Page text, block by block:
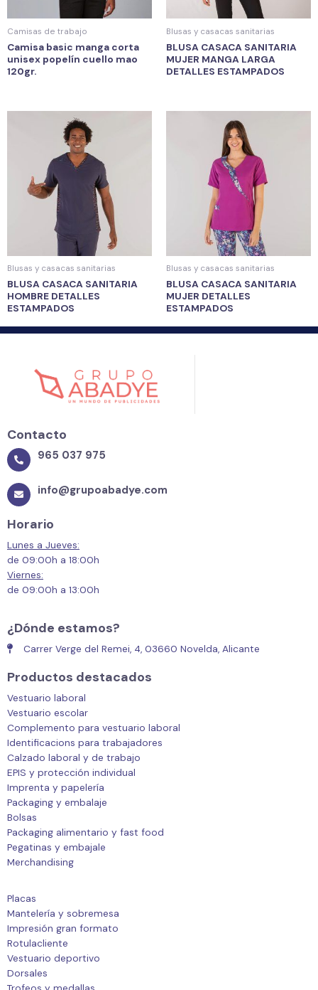
Camisas de trabajo
Camisa basic manga corta
unisex popelín cuello mao
120gr.
Blusas y casacas sanitarias
BLUSA CASACA SANITARIA
MUJER MANGA LARGA
DETALLES ESTAMPADOS
Blusas y casacas sanitarias
BLUSA CASACA SANITARIA
HOMBRE DETALLES
ESTAMPADOS
Blusas y casacas sanitarias
BLUSA CASACA SANITARIA
MUJER DETALLES
ESTAMPADOS
Contacto
965 037 975
info@grupoabadye.com
Horario
Lunes a Jueves:
de 09:00h a 18:00h
Viernes:
de 09:00h a 13:00h
¿Dónde estamos?
Carrer Verge del Remei, 4, 03660 Novelda, Alicante
Productos destacados
Vestuario laboral
Vestuario escolar
Complemento para vestuario laboral
Identificacions para trabajadores
Calzado laboral y de trabajo
EPIS y protección individual
Imprenta y papelería
Packaging y embalaje
Bolsas
Packaging alimentario y fast food
Pegatinas y embajale
Merchandising
Placas
Mantelería y sobremesa
Impresión gran formato
Rotulacliente
Vestuario deportivo
Dorsales